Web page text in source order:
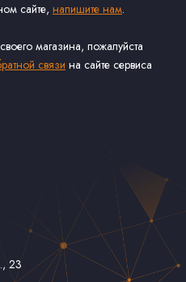
сайте, напишите нам.
магазина, пожалуйста
связи на сайте сервиса
23